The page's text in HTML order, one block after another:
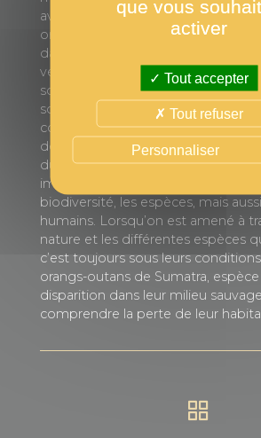
avec le SOCP, le Programme de
orangs-outans de Sumatra, ils ont
dans un sac, avec le bras gauche
vétérinaires du SOCP, le bras de
soigné, le long chemin pour être
son milieu naturel a pu commencer.
commencé à travailler à Sumatra,
découvrir la vérité derrière “l’huile
durable” dont on vante les mérites,
impacts négatifs d’une telle
biodiversité, les espèces, mais
humains. Lorsqu’on est amené à
nature et les différentes espèces
c’est toujours sous leurs
orangs-outans de Sumatra,
disparition dans leur milieu
comprendre la perte de leur
que vous
activer
Tout accepter
Tout refuser
Personnaliser